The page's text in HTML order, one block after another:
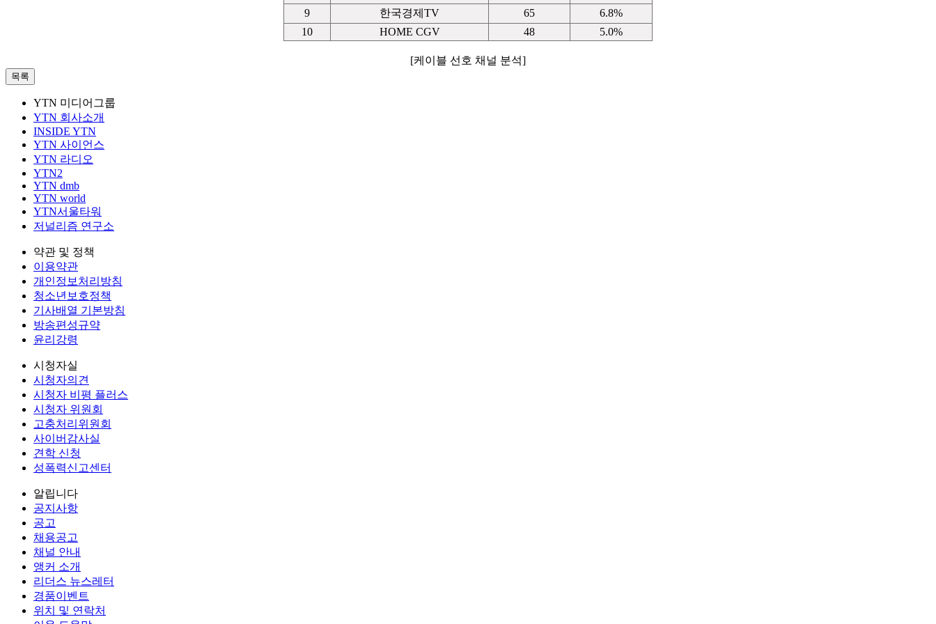
9
한국경제TV 65
6.8%
10
HOME CGV 48 5.0%
[케이블 선호 채널 분석]
목록
YTN 미디어그룹
YTN 회사소개
INSIDE YTN
YTN 사이언스
YTN 라디오
YTN2
YTN dmb
YTN world
YTN서울타워
저널리즘 연구소
약관 및 정책
이용약관
개인정보처리방침
청소년보호정책
기사배열 기본방침
방송편성규약
윤리강령
시청자실
시청자의견
시청자 비평 플러스
시청자 위원회
고충처리위원회
사이버감사실
견학 신청
성폭력신고센터
알립니다
공지사항
공고
채용공고
채널 안내
앵커 소개
리더스 뉴스레터
경품이벤트
위치 및 연락처